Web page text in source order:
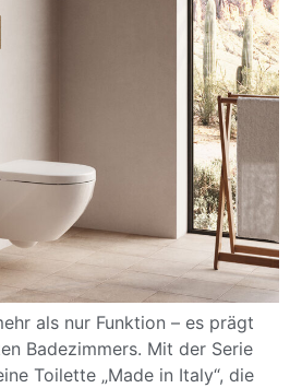
als nur Funktion – es prägt
Badezimmers. Mit der Serie
Toilette „Made in Italy“, die